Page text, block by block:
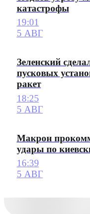
катастрофы
19:01
5 АВГ
Зеленский
пусковых
ракет
18:25
5 АВГ
Макрон
удары по
16:39
5 АВГ